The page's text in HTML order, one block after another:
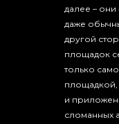
далее –
даже
другой
площадок
только
площадкой,
и
сломанных